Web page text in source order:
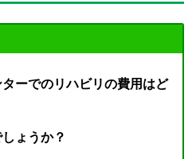
ーでのリハビリの費用はど
ょうか？